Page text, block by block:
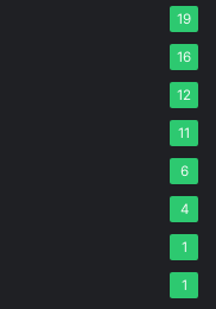
19
16
12
11
6
4
1
1